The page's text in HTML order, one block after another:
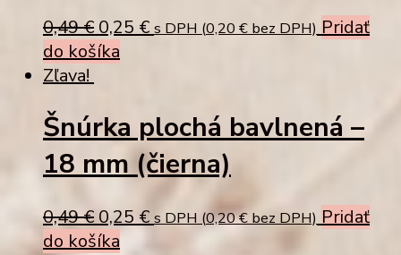
0,49€ Original
price
0,25 €Current
s DPH (0,20 € bez DPH) Pridať
do košíka
Zľava!
Šnúrka plochá bavlnená –
18 mm (čierna)
0,49€ Original
price
0,25 €Current
s DPH (0,20€ bez DPH) Pridať
do košíka